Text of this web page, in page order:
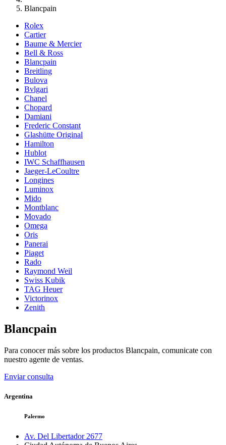
Blancpain
Rolex
Cartier
Baume & Mercier
Bell & Ross
Blancpain
Breitling
Bulova
Bvlgari
Chanel
Chopard
Damiani
Frederic Constant
Glashütte Original
Hamilton
Hublot
IWC Schaffhausen
Jaeger-LeCoultre
Longines
Luminox
Mido
Montblanc
Movado
Omega
Oris
Panerai
Piaget
Rado
Raymond Weil
Swiss Kubik
TAG Heuer
Victorinox
Zenith
Blancpain
Para conocer más sobre los productos Blancpain, comunicate con
nuestro agente de ventas.
Enviar consulta
Argentina
Palermo
Av. Del Libertador 2677